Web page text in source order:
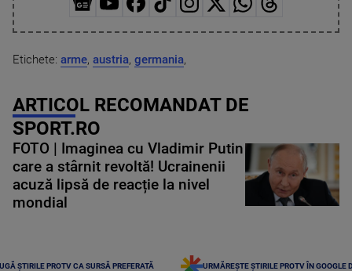
Etichete: arme, austria, germania,
ARTICOL RECOMANDAT DE
SPORT.RO
FOTO | Imaginea cu Vladimir Putin
care a stârnit revoltă! Ucrainenii
acuză lipsă de reacție la nivel
mondial
ȘTIRILE PROTV CA SURSĂ PREFERATĂ URMĂREȘTE ȘTIRILE PROTV ÎN GOOGLE